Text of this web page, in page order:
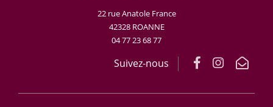
22 rue Anatole France
42328 ROANNE
04 77 23 68 77
Suivez-nous